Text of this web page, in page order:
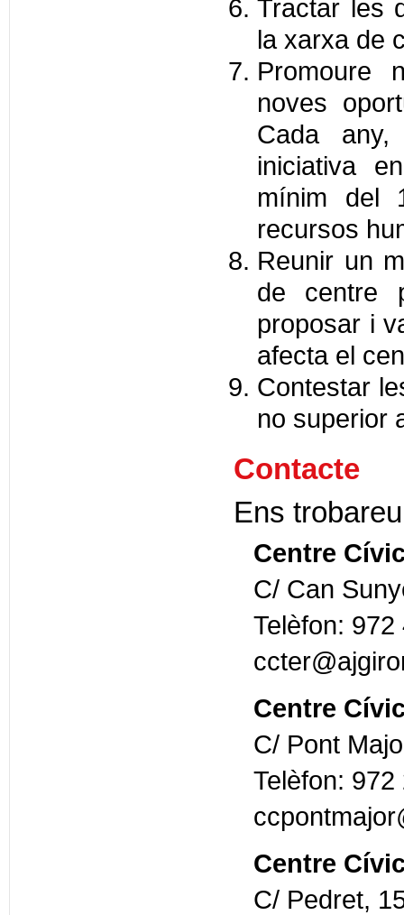
Tractar les
la xarxa de
Promoure
noves
Cada
iniciativa
mínim del
recursos
Reunir un
de centre
proposar i
afecta el
Contestar
no superior
Contacte
Ens
Centre
C/ Can
Telèfon: 972
Centre
C/ Pont
Telèfon: 972
Centre
C/ Pedret,